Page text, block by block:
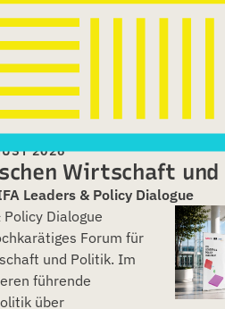
2026
Wirtschaft
Leaders & Policy Dialogue
Dialogue
Forum für
und Politik. Im
führende
über